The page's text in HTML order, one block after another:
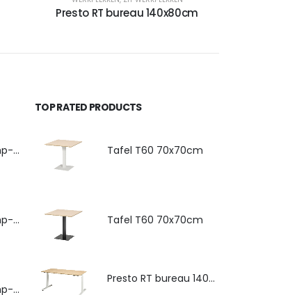
Presto RT bureau 140x80cm
4-poots stoel Hemp-Fine met armlegger
4-poots stoel Hemp-Fine met zitkussen
4-poots stoel Hemp-Fine met armlegger
TOP RATED PRODUCTS
Tafel T60 70x70cm
Tafel T60 70x70cm
Presto RT bureau 140x80cm